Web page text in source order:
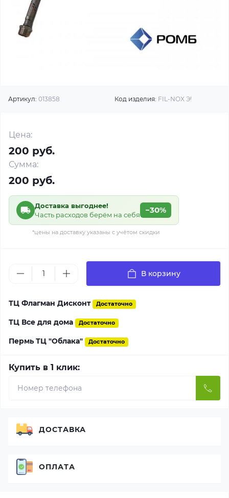
Артикул: 013858 Код изделия: FIL-NOX Э!
Цена:
200 руб.
Сумма:
200 руб.
Доставка выгоднее!
Часть расходов берём на себя
−30%
*цены на доставку указаны с учётом скидки
В корзину
ТЦ Флагман Дисконт Достаточно
ТЦ Все для дома Достаточно
Пермь ТЦ "Облака" Достаточно
Купить в 1 клик:
ДОСТАВКА
ОПЛАТА